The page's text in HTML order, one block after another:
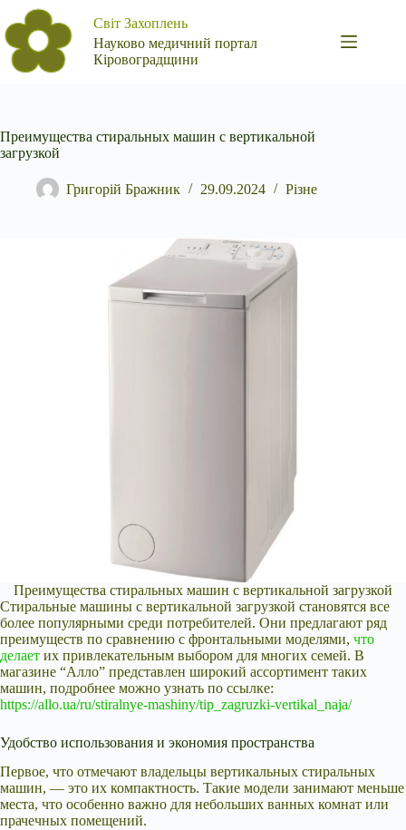
Перейти
до
вмісту
Світ Захоплень
Науково медичний портал
Кіровоградщини
Преимущества стиральных машин с вертикальной
загрузкой
Григорій Бражник 29.09.2024 Різне
Преимущества стиральных машин с вертикальной загрузкой
Стиральные машины с вертикальной загрузкой становятся все
более популярными среди потребителей. Они предлагают ряд
преимуществ по сравнению с фронтальными моделями, что
делает их привлекательным выбором для многих семей. В
магазине “Алло” представлен широкий ассортимент таких
машин, подробнее можно узнать по ссылке:
https://allo.ua/ru/stiralnye-mashiny/tip_zagruzki-vertikal_naja/
Удобство использования и экономия пространства
Первое, что отмечают владельцы вертикальных стиральных
машин, — это их компактность. Такие модели занимают меньше
места, что особенно важно для небольших ванных комнат или
прачечных помещений.